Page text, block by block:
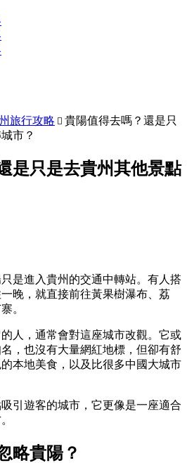
旅行攻略  貴陽值得去嗎？還是只
市？
是只是去貴州其他景點
是進入貴州的交通中轉站。有人搭
晚，就直接前往黃果樹瀑布、荔
。
人，通常會對這座城市改觀。它或
，也沒有大量網紅地標，但卻有舒
本地美食，以及比很多中國大城市
引遊客的城市，它更像是一座適合
略貴陽？